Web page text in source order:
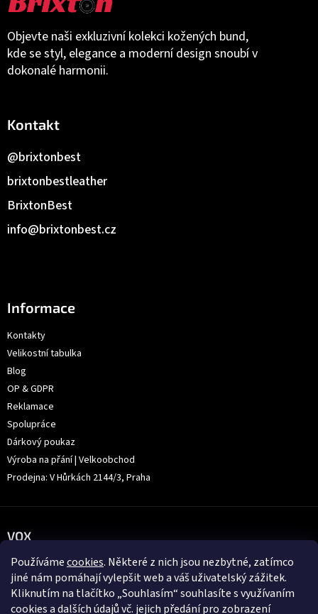
Používámecookies. Některé z nich jsou nezbytné, zatímco
jiné nám pomáhají vylepšit web a váš uživatelský zážitek.
Kliknutím na tlačítko „Souhlasím“ souhlasíte s využívaním
cookies a dalších údajů vč. jejich předání pro zobrazení
Objevte naši exkluzivní kolekci kožených bund,
kde se styl, elegance a moderní design snoubí v
dokonalé harmonii.
Kontakt
info@brixtonbest.cz
BrixtonBest
brixtonbestleather
@brixtonbest
Informace
Kontakty
Velikostní tabulka
Blog
OP & GDPR
Reklamace
Spolupráce
Dárkový poukaz
Výroba na přání | Velkoobchod
Prodejna: V Hůrkách 2144/3, Praha
VOX